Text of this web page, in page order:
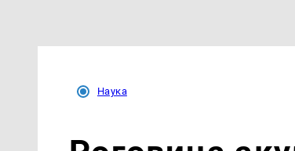
Наука